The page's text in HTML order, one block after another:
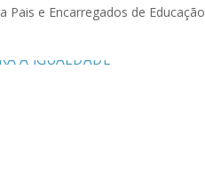
Pais e Encarregados de Educação